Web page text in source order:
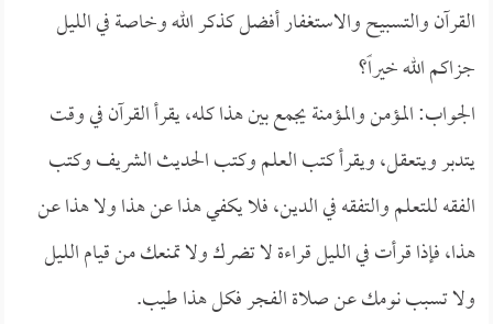
القرآن والتسبيح والاستغفار أفضل كذكر الله وخاصة في الليل
جزاكم الله خيراً؟
الجواب: المؤمن والمؤمنة يجمع بين هذا كله، يقرأ القرآن في وقت
يتدبر ويتعقل، ويقرأ كتب العلم وكتب الحديث الشريف وكتب
الفقه للتعلم والتفقه في الدين، فلا يكفي هذا عن هذا ولا هذا عن
هذا، فإذا قرأت في الليل قراءة لا تضرك ولا تمنعك من قيام الليل
ولا تسبب نومك عن صلاة الفجر فكل هذا طيب.